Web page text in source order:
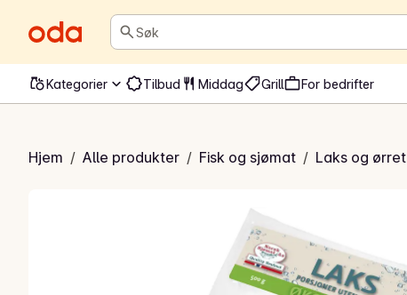
Søk
Kategorier Tilbud Middag Grill For bedrifter
Hjem / Alle produkter / Fisk og sjømat / Laks og ørret
laksefilet